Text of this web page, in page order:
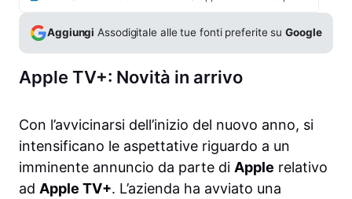
Aggiungi Assodigitale alle tue fonti preferite suGoogle
Apple TV+: Novità in arrivo
Con l’avvicinarsi dell’inizio del nuovo anno, si
intensificano le aspettative riguardo a un
imminente annuncio da parte di Apple relativo
ad Apple TV+. L’azienda ha avviato una